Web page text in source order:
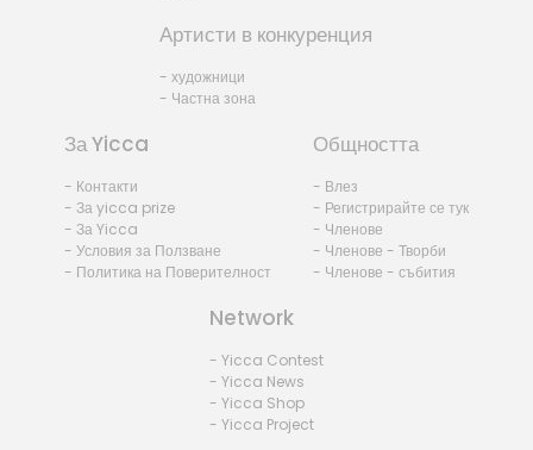
Артисти в конкуренция
- художници
- Частна зона
За Yicca
- Контакти
- За yicca prize
- За Yicca
- Условия за Ползване
- Политика на Поверителност
Общността
- Влез
- Регистрирайте се тук
- Членове
- Членове - Творби
- Членове - събития
Network
- Yicca Contest
- Yicca News
- Yicca Shop
- Yicca Project